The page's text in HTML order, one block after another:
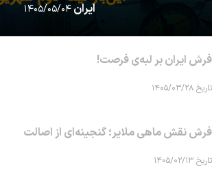
ایران۱۴۰۵/۰۵/۰۴
فرش ایران بر لبه‌ی فرصت!
تاریخ ۱۴۰۵/۰۳/۲۸
فرش نقش ماهی‌ ملایر؛ گنجینه‌ای از اصالت
تاریخ ۱۴۰۵/۰۲/۱۳